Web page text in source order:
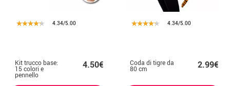
4.34/5.00
Kit trucco base:
15 colori e
pennello
4.50€
4.34/5.00
Coda di tigre da
80 cm 2.99€